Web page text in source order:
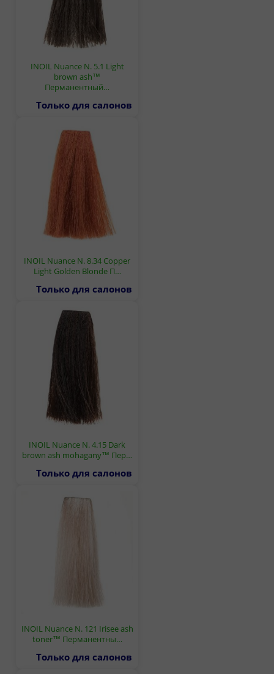
INOIL Nuance N. 5.1 Light
brown ash™
Перманентный…
Только для салонов
INOIL Nuance N. 8.34 Copper
Light Golden Blonde П…
Только для салонов
INOIL Nuance N. 4.15 Dark
brown ash mohagany™ Пер…
Только для салонов
INOIL Nuance N. 121 Irisee ash
toner™ Перманентны…
Только для салонов